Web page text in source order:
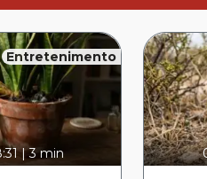
Entretenimento
|3 min